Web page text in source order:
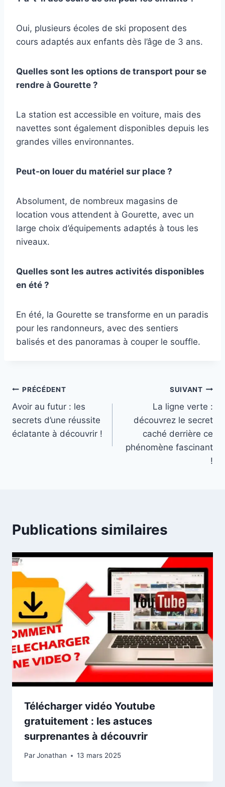
Oui, plusieurs écoles de ski proposent des
cours adaptés aux enfants dès l’âge de 3 ans.
Quelles sont les options de transport pour se
rendre à Gourette ?
La station est accessible en voiture, mais des
navettes sont également disponibles depuis les
grandes villes environnantes.
Peut-on louer du matériel sur place ?
Absolument, de nombreux magasins de
location vous attendent à Gourette, avec un
large choix d’équipements adaptés à tous les
niveaux.
Quelles sont les autres activités disponibles
en été ?
En été, la Gourette se transforme en un paradis
pour les randonneurs, avec des sentiers
balisés et des panoramas à couper le souffle.
Navigation
de
l’article
PRÉCÉDENT
Avoir au futur : les
secrets d’une réussite
éclatante à découvrir !
SUIVANT
La ligne verte :
découvrez le secret
caché derrière ce
phénomène fascinant
!
Publications similaires
Télécharger vidéo Youtube
gratuitement : les astuces
surprenantes à découvrir
ParJonathan 13 mars 2025